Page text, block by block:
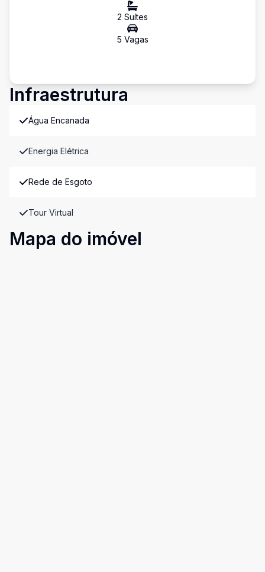
2 Suítes
5 Vagas
Infraestrutura
Água Encanada
Energia Elétrica
Rede de Esgoto
Tour Virtual
Mapa do imóvel